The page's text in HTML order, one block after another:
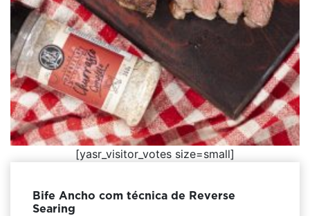
[yasr_visitor_votes size=small]
Bife Ancho com técnica de Reverse
Searing